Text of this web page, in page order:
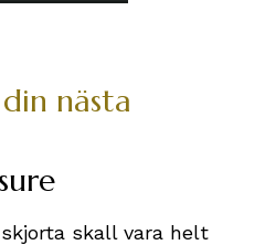
nästa
skall vara helt